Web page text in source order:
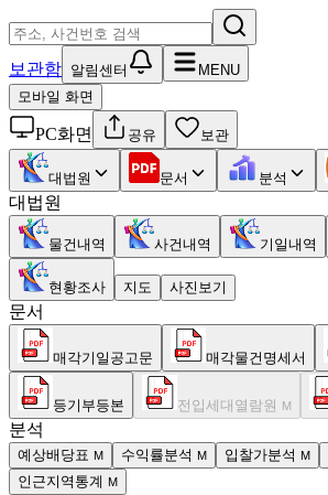
보관함 알림센터
MENU
모바일 화면
PC화면 공유 보관
대법원 문서 분석
대법원
물건내역 사건내역 기일내역
현황조사 지도 사진보기
문서
매각기일공고문 매각물건명세서
등기부등본 전입세대열람원 M
분석
예상배당표 M 수익률분석 M 입찰가분석 M
인근지역통계 M